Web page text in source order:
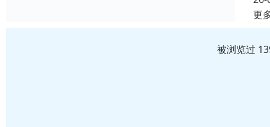
更
被浏览过